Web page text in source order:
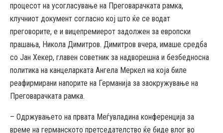
процесот на усогласување на Преговарачката рамка,
клучниот документ согласно кој што ќе се водат
преговорите, е и вицепремиерот задолжен за европски
прашања, Никола Димитров. Димитров вчера, имаше средба
со Јан Хекер, главен советник за надворешна и безбедносна
политика на канцеларката Ангела Меркел на која биле
реафирмирани напорите на Германија за заокружување на
Преговарачката рамка.
– Одржувањето на првата Меѓувладина конференција за
време на германското претседателство ќе биде влог во